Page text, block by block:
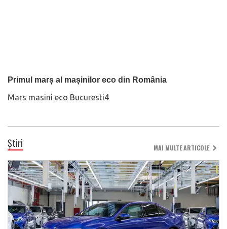
Primul marș al mașinilor eco din România
Mars masini eco Bucuresti4
Știri MAI MULTE ARTICOLE